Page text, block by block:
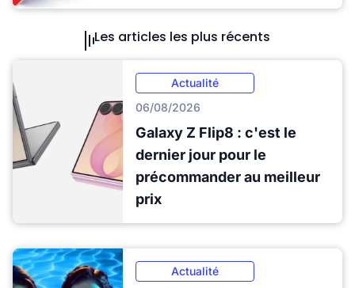
Les articles les plus récents
Actualité
06/08/2026
Galaxy Z Flip8 : c'est le
dernier jour pour le
précommander au meilleur
prix
Actualité